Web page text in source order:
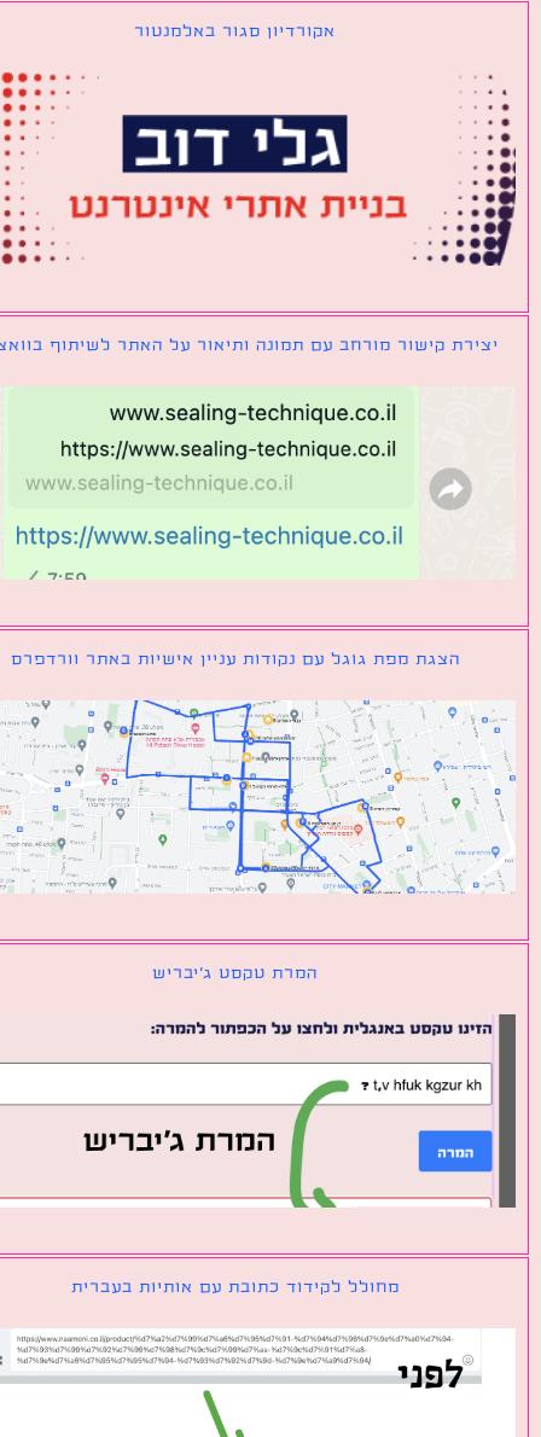
אקורדיון סגור באלמנטור
קישור מורחב עם תמונה ותיאור על האתר לשיתוף בוואצאפ
הצגת מפת גוגל עם נקודות עניין אישיות באתר וורדפרס
המרת טקסט ג׳יבריש
מחולל לקידוד כתובת עם אותיות בעברית